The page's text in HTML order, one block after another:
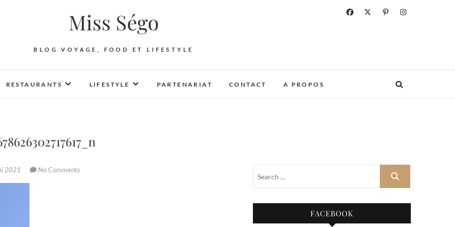
Miss Ségo
BLOG VOYAGE, FOOD ET LIFESTYLE
RESTAURANTS LIFESTYLE PARTENARIAT CONTACT A PROPOS
2021 No Comments
FACEBOOK